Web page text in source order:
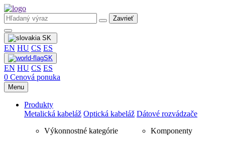
Zavrieť
SK
EN HU CS ES
SK
EN HU CS ES
0 Cenová ponuka
Menu
Produkty
Metalická kabeláž Optická kabeláž Dátové rozvádzače
Výkonnostné kategórie
Komponenty